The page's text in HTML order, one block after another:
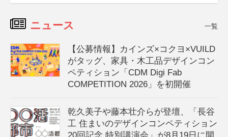
ニュース 一覧
【公募情報】カインズ×コクヨ×VUILD
がタッグ、家具・木工品デザインコン
ペティション「CDM Digi Fab
COMPETITION 2026」を初開催
乾久美子や藤本壮介らが登壇、「長谷
工 住まいのデザインコンペティション